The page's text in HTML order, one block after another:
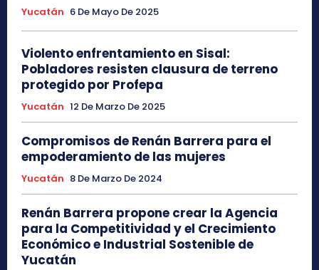
Yucatán 6 De Mayo De 2025
Violento enfrentamiento en Sisal:
Pobladores resisten clausura de terreno
protegido por Profepa
Yucatán 12 De Marzo De 2025
Compromisos de Renán Barrera para el
empoderamiento de las mujeres
Yucatán 8 De Marzo De 2024
Renán Barrera propone crear la Agencia
para la Competitividad y el Crecimiento
Económico e Industrial Sostenible de
Yucatán